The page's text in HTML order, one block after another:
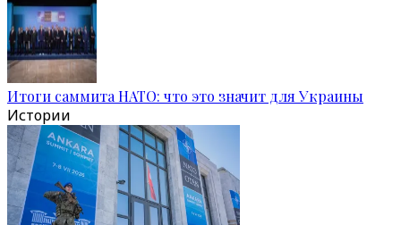
Итоги саммита НАТО: что это значит для Украины
Истории